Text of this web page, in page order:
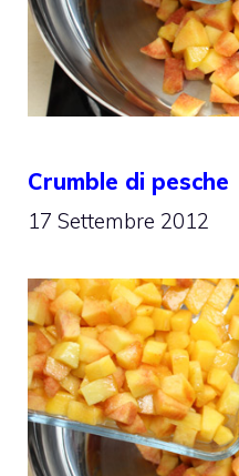
Crumble di pesche
17 Settembre 2012